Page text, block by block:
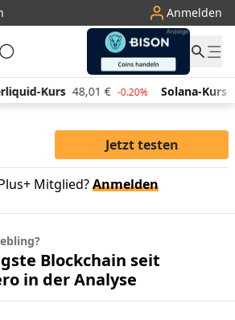
Anmelden
Kurs 48,01 € -0.20% Solana-Kurs
Jetzt testen
Mitglied?Anmelden
Blockchain seit
in der Analyse